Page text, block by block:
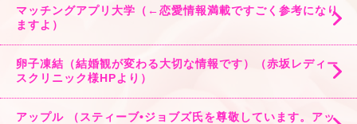
マッチングアプリ大学（←恋愛情報満載ですごく参考になり
ますよ）
卵子凍結（結婚観が変わる大切な情報です）（赤坂レディー
スクリニック様HPより）
アップル （スティーブ•ジョブズ氏を尊敬しています。アッ